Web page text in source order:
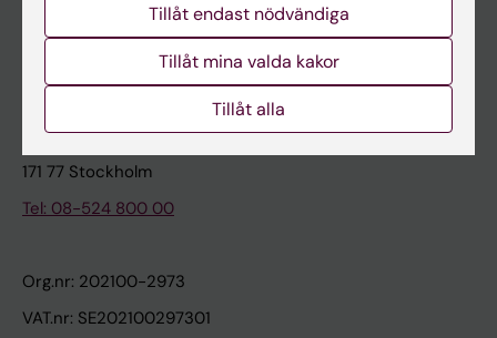
Karolinska Institutet Innovation
Kontakta presstjänsten
Karolinska Institutet
171 77 Stockholm
Tel: 08-524 800 00
Org.nr: 202100-2973
VAT.nr: SE202100297301
Tillåt endast nödvändiga
Tillåt mina valda kakor
Tillåt alla